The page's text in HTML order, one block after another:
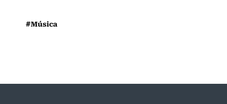
#Música